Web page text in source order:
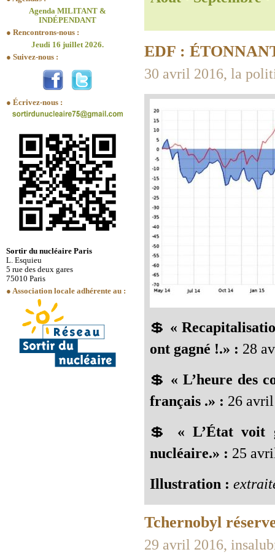
Agenda MILITANT &
INDÉPENDANT
● Rencontrons-nous :
Jeudi 16 juillet 2026.
● Suivez-nous :
● Écrivez-nous :
Sortir du nucléaire Paris
L. Esquieu
5 rue des deux gares
75010 Paris
● Association locale adhérente au :
EDF :
30 avril 2016, la
💲 «
ont gagné !.» : 28
💲 « L’heure des
français .» : 26
💲 « L’État voit
nucléaire.» : 25
Illustration :
Tchernobyl
29 avril 2016,